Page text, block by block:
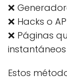
❌
❌ Hacks o
❌ Páginas
instantáneos
Estos